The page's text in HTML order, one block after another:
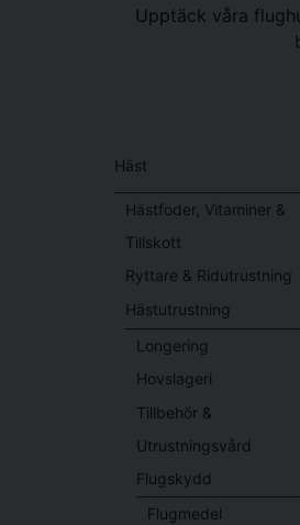
Upptäck våra
Häst
Hästfoder, Vitaminer &
Tillskott
Ryttare & Ridutrustning
Hästutrustning
Longering
Hovslageri
Tillbehör &
Utrustningsvård
Flugskydd
Flugmedel